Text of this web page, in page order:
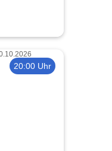
20:00 Uhr